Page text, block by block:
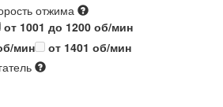
отжима
от 1001 до 1200 об/мин
мин
от 1401 об/мин